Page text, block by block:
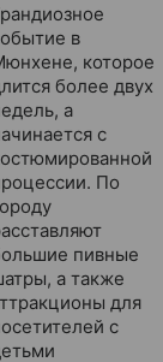
в
которое
более двух
а
с
По
пивные
а также
для
с